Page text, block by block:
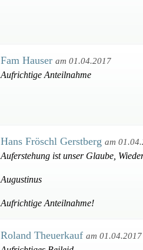
Fam Hauser am 01.04.2017
Aufrichtige Anteilnahme
Hans Fröschl Gerstberg am
Auferstehung ist unser Glaube,
Augustinus
Aufrichtige Anteilnahme!
Roland Theuerkauf am 01.04.2017